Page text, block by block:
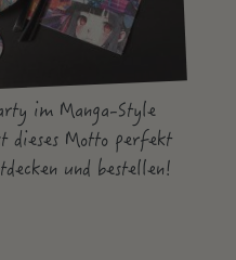
im Manga-Style
dieses Motto perfekt
und bestellen!